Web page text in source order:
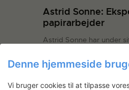
Astrid Sonne:
papirarbejder
Astrid Sonne har under
eksperimenteret med
trykteknikker, formater
Målet for opholdet var at
Denne hjemmeside
Vi bruger cookies til at tilpasse